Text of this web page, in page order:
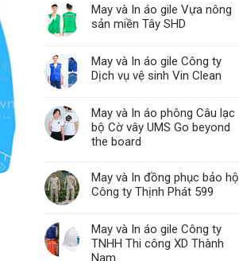
May và In áo gile Vựa nông
sản miền Tây SHD
May và In áo gile Công ty
Dịch vụ vệ sinh Vin Clean
May và In áo phông Câu lạc
bộ Cờ vây UMS Go beyond
the board
May và In đồng phục bảo hộ
Công ty Thịnh Phát 599
May và In áo gile Công ty
TNHH Thi công XD Thành
Nam